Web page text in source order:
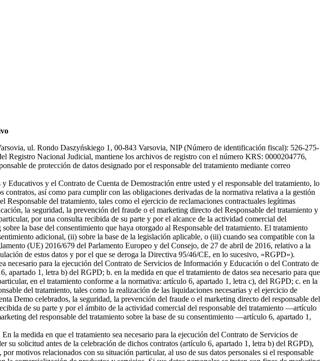
ul. Rondo Daszyńskiego 1, 00-843 Varsovia, NIP (Número de identificación fiscal): 526-275-
Nacional Judicial, mantiene los archivos de registro con el número KRS: 0000204776,
de protección de datos designado por el responsable del tratamiento mediante correo
Educativos y el Contrato de Cuenta de Demostración entre usted y el responsable del tratamiento, lo
así como para cumplir con las obligaciones derivadas de la normativa relativa a la gestión
Responsable del tratamiento, tales como el ejercicio de reclamaciones contractuales legítimas
la seguridad, la prevención del fraude o el marketing directo del Responsable del tratamiento y
por una consulta recibida de su parte y por el alcance de la actividad comercial del
la base del consentimiento que haya otorgado al Responsable del tratamiento. El tratamiento
adicional, (ii) sobre la base de la legislación aplicable, o (iii) cuando sea compatible con la
(UE) 2016/679 del Parlamento Europeo y del Consejo, de 27 de abril de 2016, relativo a la
de estos datos y por el que se deroga la Directiva 95/46/CE, en lo sucesivo, «RGPD»).
necesario para la ejecución del Contrato de Servicios de Información y Educación o del Contrato de
1, letra b) del RGPD; b. en la medida en que el tratamiento de datos sea necesario para que
en el tratamiento conforme a la normativa: artículo 6, apartado 1, letra c), del RGPD; c. en la
del tratamiento, tales como la realización de las liquidaciones necesarias y el ejercicio de
Demo celebrados, la seguridad, la prevención del fraude o el marketing directo del responsable del
de su parte y por el ámbito de la actividad comercial del responsable del tratamiento —artículo
del responsable del tratamiento sobre la base de su consentimiento —artículo 6, apartado 1,
la medida en que el tratamiento sea necesario para la ejecución del Contrato de Servicios de
su solicitud antes de la celebración de dichos contratos (artículo 6, apartado 1, letra b) del RGPD),
motivos relacionados con su situación particular, al uso de sus datos personales si el responsable